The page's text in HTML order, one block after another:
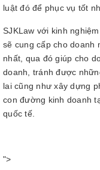
luật đó để phục vụ tốt
SJKLaw với kinh
sẽ cung cấp cho doanh
nhất, qua đó giúp cho
doanh, tránh được
lai cũng như xây dựng
con đường kinh doanh
quốc tế.
">